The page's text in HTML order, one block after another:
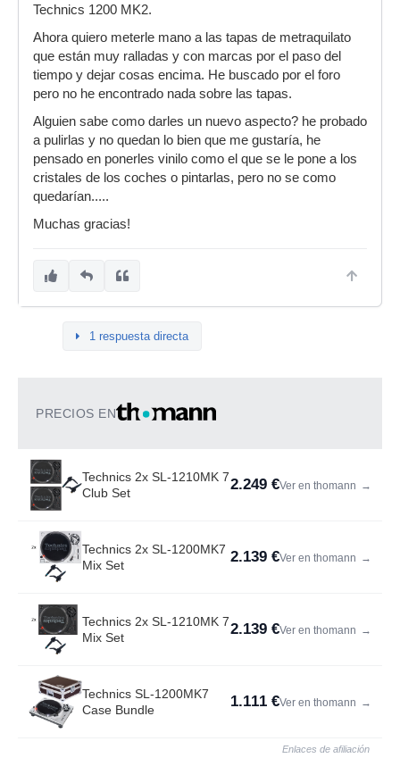
Technics 1200 MK2.
Ahora quiero meterle mano a las tapas de metraquilato
que están muy ralladas y con marcas por el paso del
tiempo y dejar cosas encima. He buscado por el foro
pero no he encontrado nada sobre las tapas.
Alguien sabe como darles un nuevo aspecto? he probado
a pulirlas y no quedan lo bien que me gustaría, he
pensado en ponerles vinilo como el que se le pone a los
cristales de los coches o pintarlas, pero no se como
quedarían.....
Muchas gracias!
1 respuesta directa
PRECIOS EN
Technics 2x SL-1210MK 7
Club Set
2.249 €Ver en thomann →
Technics 2x SL-1200MK7
Mix Set
2.139 €Ver en thomann →
Technics 2x SL-1210MK 7
Mix Set
2.139 €Ver en thomann →
Technics SL-1200MK7
Case Bundle
1.111 €Ver en thomann →
Enlaces de afiliación